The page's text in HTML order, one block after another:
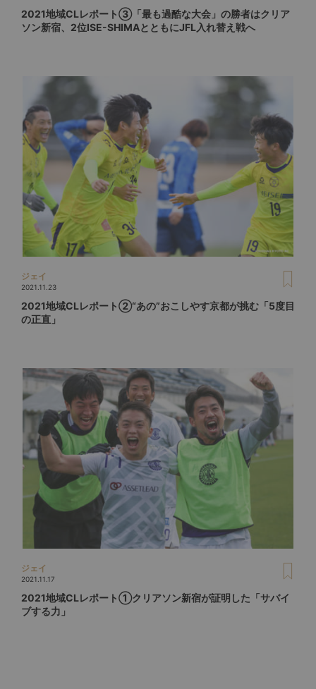
2021地域CLレポート③「最も過酷な大会」の勝者はクリア
ソン新宿、2位ISE-SHIMAとともにJFL入れ替え戦へ
ジェイ
2021.11.23
2021地域CLレポート②“あの”おこしやす京都が挑む「5度目
の正直」
ジェイ
2021.11.17
2021地域CLレポート①クリアソン新宿が証明した「サバイ
ブする力」